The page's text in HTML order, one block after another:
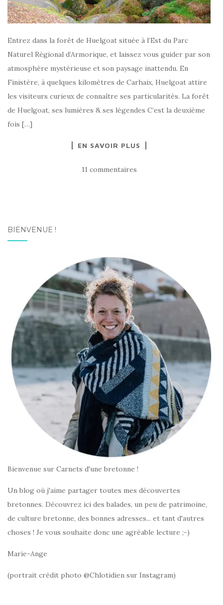
Entrez dans la forêt de Huelgoat située à l’Est du Parc
Naturel Régional d’Armorique, et laissez vous guider par son
atmosphère mystérieuse et son paysage inattendu. En
Finistère, à quelques kilomètres de Carhaix, Huelgoat attire
les visiteurs curieux de connaître ses particularités. La forêt
de Huelgoat, ses lumières & ses légendes C’est la deuxième
fois […]
EN SAVOIR PLUS
11 commentaires
BIENVENUE !
Bienvenue sur Carnets d'une bretonne !
Un blog où j'aime partager toutes mes découvertes
bretonnes. Découvrez ici des balades, un peu de patrimoine,
de culture bretonne, des bonnes adresses... et tant d'autres
choses ! Je vous souhaite donc une agréable lecture ;-)
Marie-Ange
(portrait crédit photo @Chlotidien sur Instagram)